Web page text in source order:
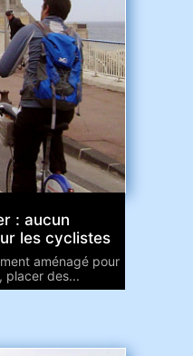
: aucun
les cyclistes
aménagé pour
placer des...